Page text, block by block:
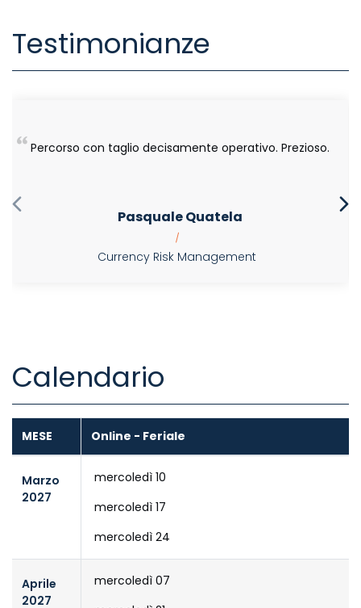
Testimonianze
Percorso con taglio decisamente operativo. Prezioso.
Pasquale Quatela
|
Currency Risk Management
Calendario
MESE Online - Feriale
Marzo
2027
mercoledì 10
mercoledì 17
mercoledì 24
Aprile
2027
mercoledì 07